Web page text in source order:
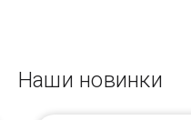
Наши новинки